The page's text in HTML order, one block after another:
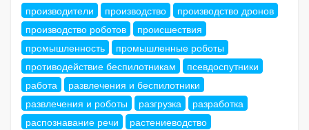
производители
производство
производство дронов
производство роботов
происшествия
промышленность
промышленные роботы
противодействие беспилотникам
псевдоспутники
работа
развлечения и беспилотники
развлечения и роботы
разгрузка
разработка
распознавание речи
растениеводство